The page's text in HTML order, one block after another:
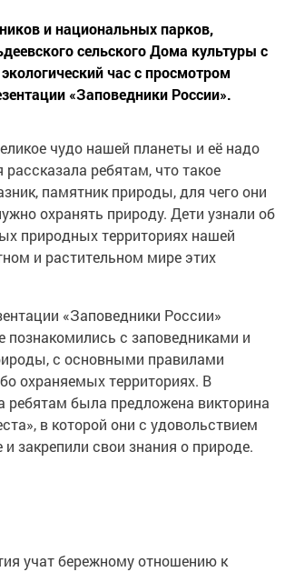
и национальных парков,
сельского Дома культуры с
час с просмотром
«Заповедники России».
чудо нашей планеты и её надо
ребятам, что такое
памятник природы, для чего они
охранять природу. Дети узнали об
природных территориях нашей
и растительном мире этих
«Заповедники России»
познакомились с заповедниками и
с основными правилами
охраняемых территориях. В
ребятам была предложена викторина
в которой они с удовольствием
и закрепили свои знания о природе.
учат бережному отношению к